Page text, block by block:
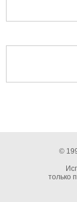
©
только